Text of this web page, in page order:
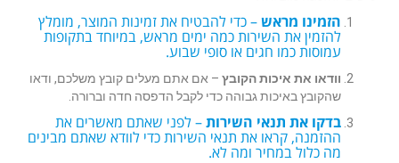
הזמינו מראש – כדי להבטיח את זמינות המוצר, מומלץ
להזמין את השירות כמה ימים מראש, במיוחד בתקופות
עמוסות כמו חגים או סופי שבוע.
וודאו את איכות הקובץ – אם אתם מעלים קובץ משלכם, ודאו
שהקובץ באיכות גבוהה כדי לקבל הדפסה חדה וברורה.
בדקו את תנאי השירות – לפני שאתם מאשרים את
ההזמנה, קראו את תנאי השירות כדי לוודא שאתם מבינים
מה כלול במחיר ומה לא.